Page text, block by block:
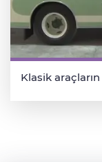
Klasik